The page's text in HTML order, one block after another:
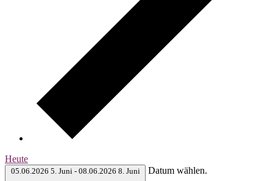
Heute
05.06.2026 5. Juni - 08.06.2026 8. Juni Datum wählen.